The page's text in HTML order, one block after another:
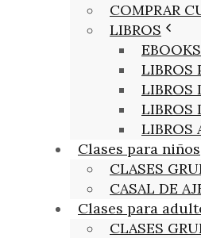
COMPRAR
LIBROS
EBOOKS
LIBROS
LIBROS
LIBROS
LIBROS
Clases para niños
CLASES
CASAL DE
Clases para
CLASES